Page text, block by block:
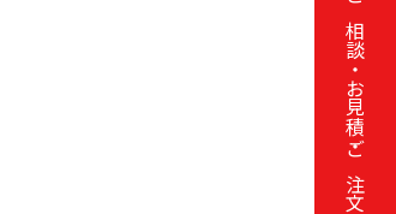
ご相談・お見積・ご注文